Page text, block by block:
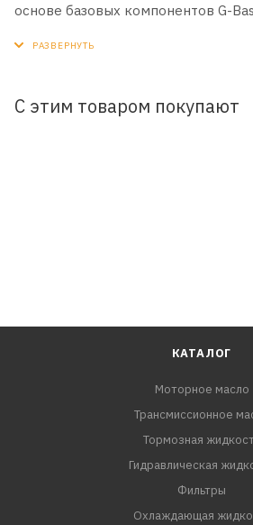
основе базовых компонентов G-
двигателя во всём диапазоне
С этим товаром покупают
КАТАЛОГ
Моторное масло
Трансмиссионное
Тормозная
Гидравлическая
Фильтры
Охлаждающая